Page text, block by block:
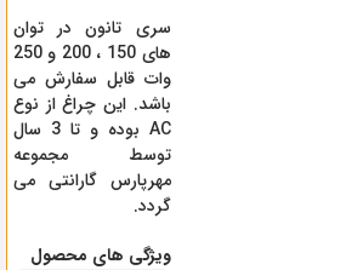
سری تانون در توان
های 150 ، 200 و 250
وات قابل سفارش می
باشد. این چراغ از نوع
AC بوده و تا 3 سال
توسط مجموعه
مهرپارس گارانتی می
گردد.
ویژگی‌ های محصول